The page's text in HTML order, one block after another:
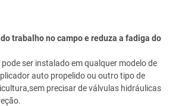
trabalho no campo e reduza a fadiga do
ser instalado em qualquer modelo de
auto propelido ou outro tipo de
precisar de válvulas hidráulicas